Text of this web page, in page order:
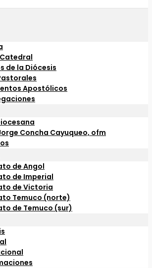
de la Diócesis
Apostólicos
Concha Cayuqueo, ofm
de Angol
de Imperial
de Victoria
Temuco (norte)
de Temuco (sur)